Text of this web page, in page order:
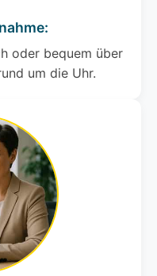
oder bequem über
um die Uhr.